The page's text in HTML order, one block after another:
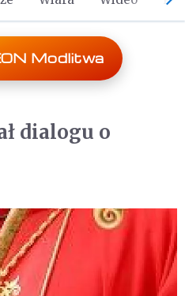
Modlitwa
dialogu o